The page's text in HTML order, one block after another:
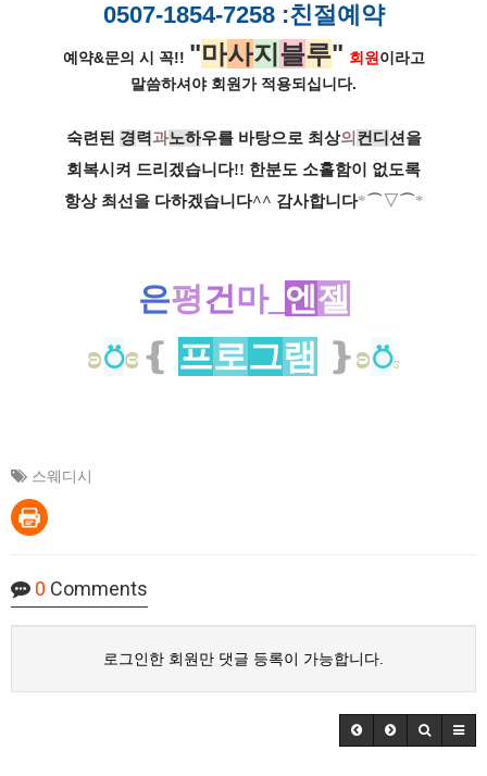
0507-1854-7258:친절예약
예약&문의 시 꼭!! "마사지 블루" 회원 이라고
말씀하셔야 회원가 적용되십니다.
숙련된 경력과노하우를 바탕으로 최상의 컨디 션을
회복시켜 드리겠습니다!! 한분도 소홀함이 없도록
항상 최선을 다하겠습니다^^ 감사합니다*⌒▽⌒*
은평건마_ 엔젤
ʚ⍥ɞ❴ 프로그램 ❵ʚ⍥ɞ
스웨디시
0 Comments
로그인한 회원만 댓글 등록이 가능합니다.